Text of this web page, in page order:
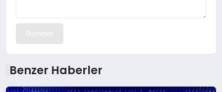
Gönder
Benzer Haberler